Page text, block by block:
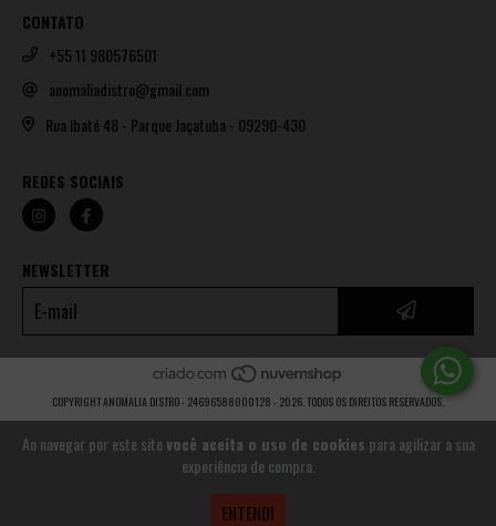
Ao navegar por este sitevocê aceita o uso de cookies para agilizar a sua
experiência de compra.
ENTENDI
CONTATO
+55 11 980576501
anomaliadistro@gmail.com
Rua Ibaté 48 - Parque Jaçatuba - 09290-430
REDES SOCIAIS
NEWSLETTER
COPYRIGHT ANOMALIA DISTRO - 24696588000128 - 2026. TODOS OS DIREITOS RESERVADOS.